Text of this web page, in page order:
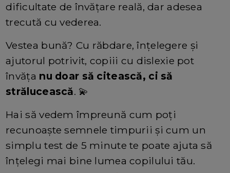
dificultate de învățare reală, dar adesea
trecută cu vederea.
Vestea bună? Cu răbdare, înțelegere și
ajutorul potrivit, copiii cu dislexie pot
învăța nu doar să citească, ci să
strălucească. 💫
Hai să vedem împreună cum poți
recunoaște semnele timpurii și cum un
simplu test de 5 minute te poate ajuta să
înțelegi mai bine lumea copilului tău.